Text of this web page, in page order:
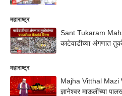
महाराष्ट्र
Sant Tukaram
काटेवाडीच्या अंगणात
महाराष्ट्र
Majha Vitthal Mazi
ज्ञानेश्वर माऊलींच्या